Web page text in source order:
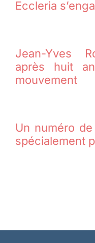
Eccleria
Jean-Yves
après huit
mouvement
Un numéro
spécialement